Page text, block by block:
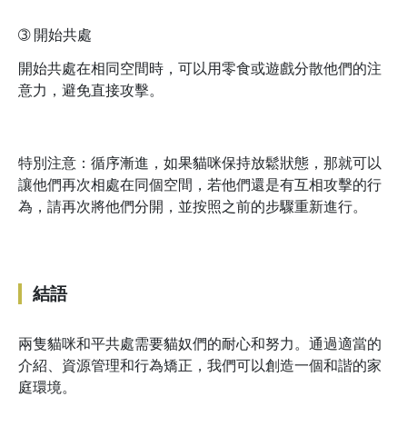
➂ 開始共處
開始共處在相同空間時，可以用零食或遊戲分散他們的注
意力，避免直接攻擊。
特別注意：循序漸進，如果貓咪保持放鬆狀態，那就可以
讓他們再次相處在同個空間，若他們還是有互相攻擊的行
為，請再次將他們分開，並按照之前的步驟重新進行。
結語
兩隻貓咪和平共處需要貓奴們的耐心和努力。通過適當的
介紹、資源管理和行為矯正，我們可以創造一個和諧的家
庭環境。